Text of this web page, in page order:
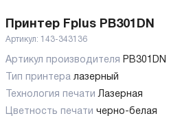
Принтер Fplus PB301DN
Артикул: 143-343136
Артикул производителя PB301DN
Тип принтера лазерный
Технология печати Лазерная
Цветность печати черно-белая